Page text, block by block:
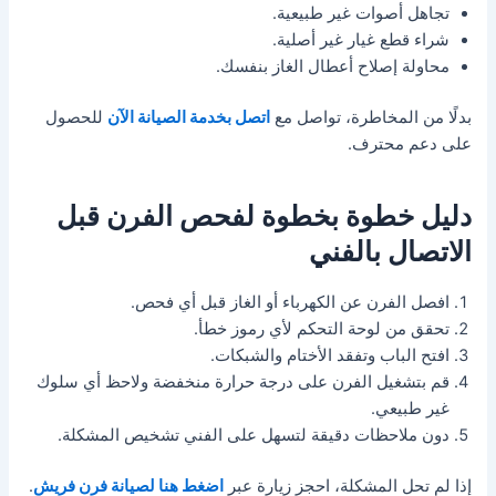
تجاهل أصوات غير طبيعية.
شراء قطع غيار غير أصلية.
محاولة إصلاح أعطال الغاز بنفسك.
بدلًا من المخاطرة، تواصل مع اتصل بخدمة الصيانة الآن للحصول
على دعم محترف.
دليل خطوة بخطوة لفحص الفرن قبل
الاتصال بالفني
افصل الفرن عن الكهرباء أو الغاز قبل أي فحص.
تحقق من لوحة التحكم لأي رموز خطأ.
افتح الباب وتفقد الأختام والشبكات.
قم بتشغيل الفرن على درجة حرارة منخفضة ولاحظ أي سلوك
غير طبيعي.
دون ملاحظات دقيقة لتسهل على الفني تشخيص المشكلة.
إذا لم تحل المشكلة، احجز زيارة عبر اضغط هنا لصيانة فرن فريش.